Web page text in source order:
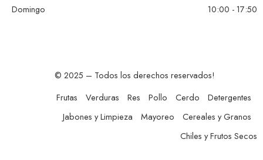
Domingo
10:00 - 17:50
© 2025 – Todos los derechos reservados!
Frutas
Verduras Res Pollo Cerdo
Detergentes
Jabones y Limpieza
Mayoreo
Cereales y Granos
Chiles y Frutos Secos